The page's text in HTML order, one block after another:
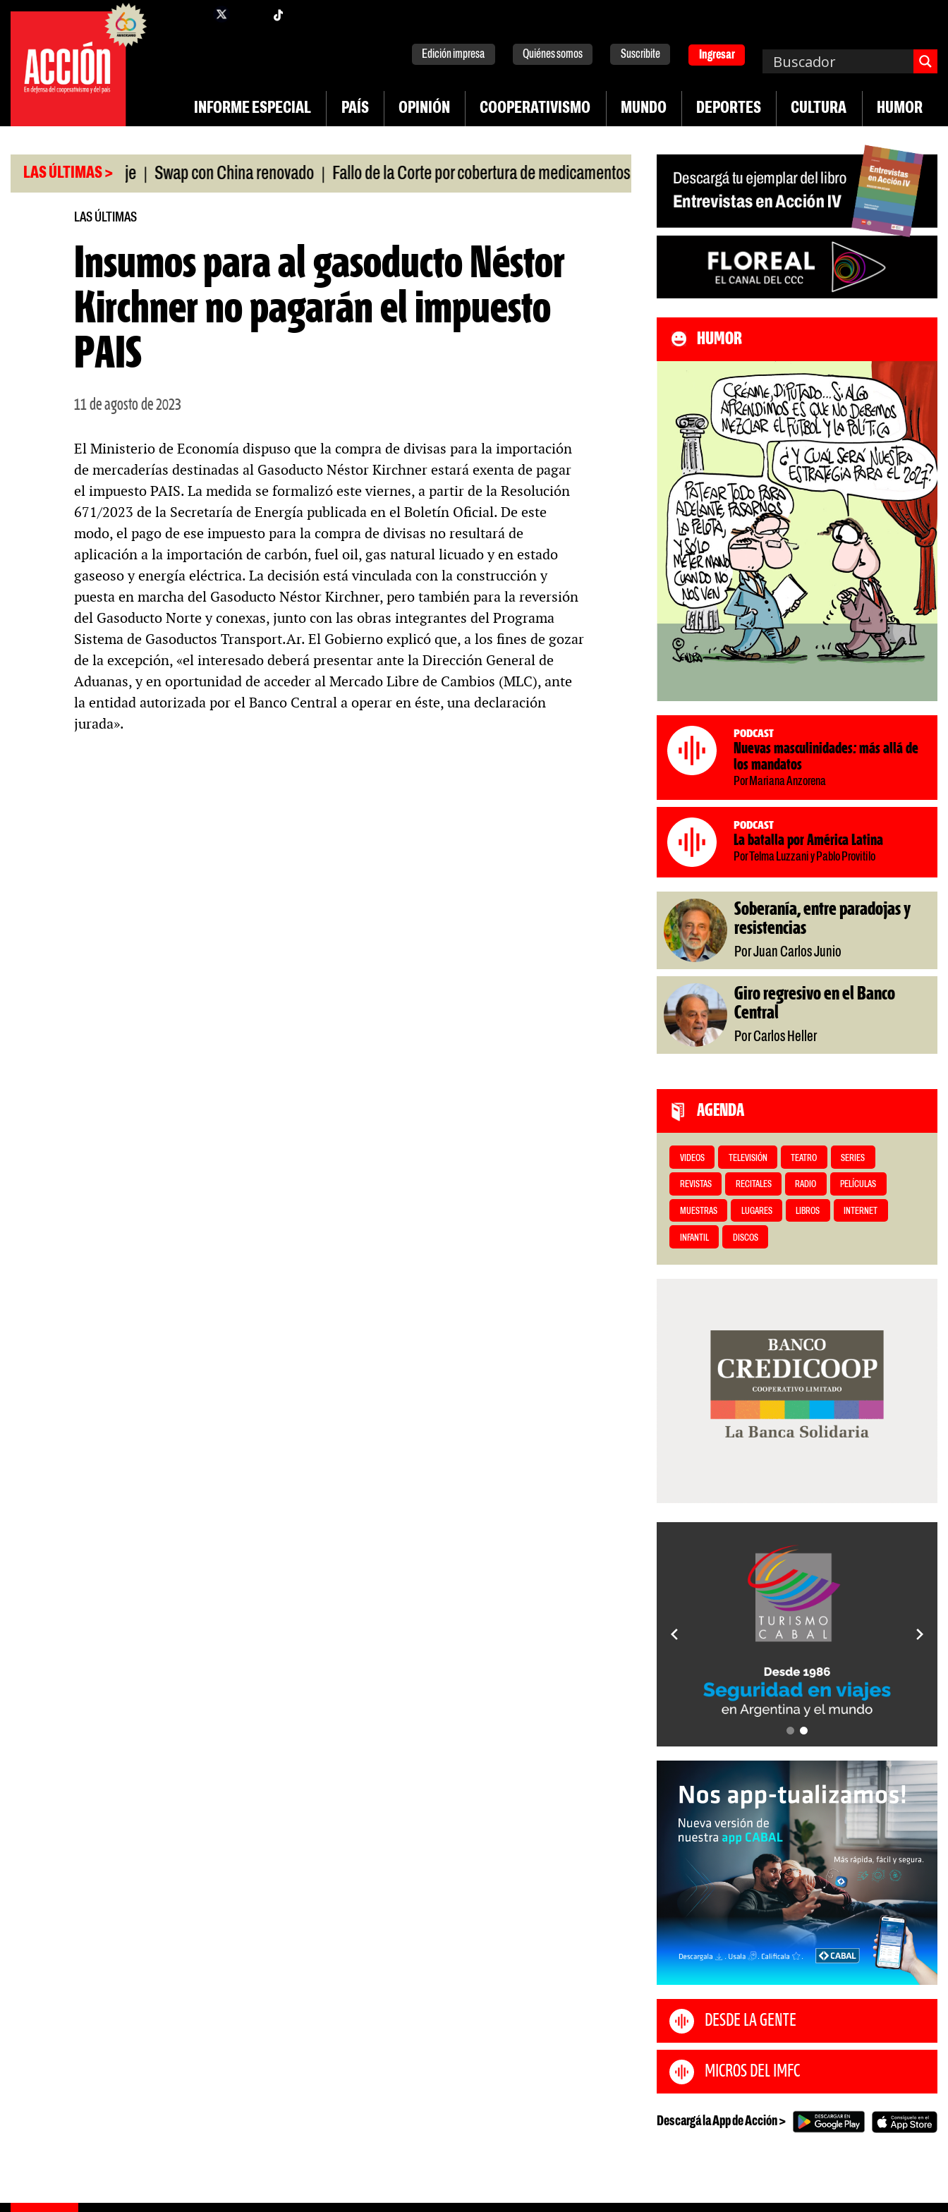
Saltar
contenido
facebook
Edición impresa Quiénes somos Suscribite Ingresar
INFORME ESPECIAL PAÍS OPINIÓN COOPERATIVISMO MUNDO DEPORTES CULTURA HUMOR
LAS ÚLTIMAS >
a peritaje Swap con China renovado | Fallo de la Corte por cobertura de medicamentos | Uruguay frente a crisis diplomática Argentina-Brasil
LAS ÚLTIMAS
Insumos para al gasoducto Néstor
Kirchner no pagarán el impuesto
PAIS
11 de agosto de 2023
El Ministerio de Economía dispuso que la compra de divisas para la importación
de mercaderías destinadas al Gasoducto Néstor Kirchner estará exenta de pagar
el impuesto PAIS. La medida se formalizó este viernes, a partir de la Resolución
671/2023 de la Secretaría de Energía publicada en el Boletín Oficial. De este
modo, el pago de ese impuesto para la compra de divisas no resultará de
aplicación a la importación de carbón, fuel oil, gas natural licuado y en estado
gaseoso y energía eléctrica. La decisión está vinculada con la construcción y
puesta en marcha del Gasoducto Néstor Kirchner, pero también para la reversión
del Gasoducto Norte y conexas, junto con las obras integrantes del Programa
Sistema de Gasoductos Transport.Ar. El Gobierno explicó que, a los fines de gozar
de la excepción, «el interesado deberá presentar ante la Dirección General de
Aduanas, y en oportunidad de acceder al Mercado Libre de Cambios (MLC), ante
la entidad autorizada por el Banco Central a operar en éste, una declaración
jurada».
HUMOR
Podcast
Nuevas masculinidades: más allá de
los mandatos
Por Mariana Anzorena
Podcast
La batalla por América Latina
Por Telma Luzzani y Pablo Provitilo
Soberanía, entre paradojas y
resistencias
Por Juan Carlos Junio
Giro regresivo en el Banco
Central
Por Carlos Heller
AGENDA
VIDEOS TELEVISIÓN TEATRO SERIES
REVISTAS RECITALES RADIO PELÍCULAS
MUESTRAS LUGARES LIBROS INTERNET
INFANTIL DISCOS
DESDE LA GENTE
MICROS DEL IMFC
Descargá la App de Acción >